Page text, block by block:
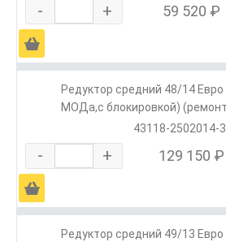
- + 59 520 ₽
Ä
Редуктор средний 48/14
МОДа,с блокировкой)
43118-2502014-
- + 129 150 ₽
Ä
Редуктор средний 49/13